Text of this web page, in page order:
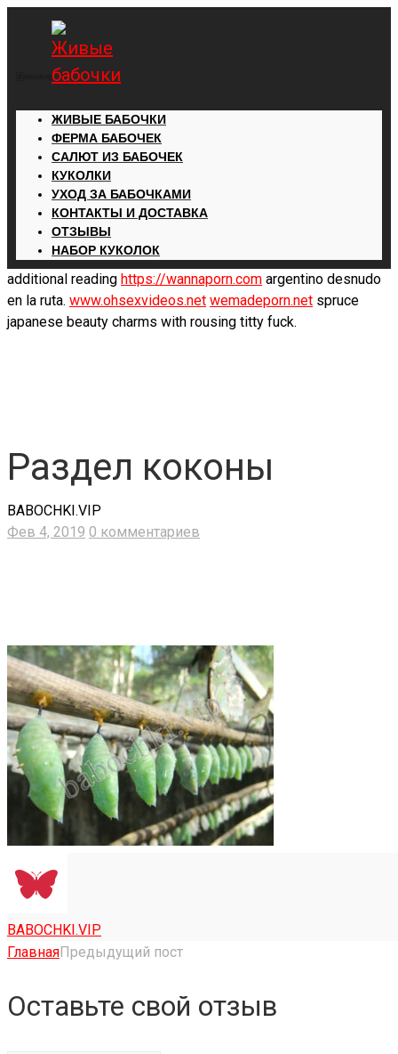
ЖИВЫЕ БАБОЧКИ
ФЕРМА БАБОЧЕК
САЛЮТ ИЗ БАБОЧЕК
КУКОЛКИ
УХОД ЗА БАБОЧКАМИ
КОНТАКТЫ И ДОСТАВКА
ОТЗЫВЫ
НАБОР КУКОЛОК
additional reading https://wannaporn.com argentino desnudo
en la ruta. www.ohsexvideos.net wemadeporn.net spruce
japanese beauty charms with rousing titty fuck.
Раздел коконы
BABOCHKI.VIP
Фев 4, 2019 0 комментариев
BABOCHKI.VIP
ГлавнаяПредыдущий пост
Оставьте свой отзыв